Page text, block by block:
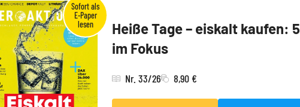
Heiße Tage – eiskalt kaufen:
im Fokus
Nr. 33/26 8,90 €